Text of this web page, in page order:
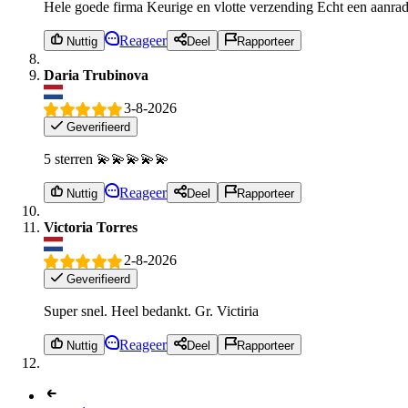
Hele goede firma Keurige en vlotte verzending Echt een
Nuttig Reageer Deel Rapporteer
Daria Trubinova
3-8-2026
Geverifieerd
5 sterren 💫💫💫💫💫
Nuttig Reageer Deel Rapporteer
Victoria Torres
2-8-2026
Geverifieerd
Super snel. Heel bedankt. Gr. Victiria
Nuttig Reageer Deel Rapporteer